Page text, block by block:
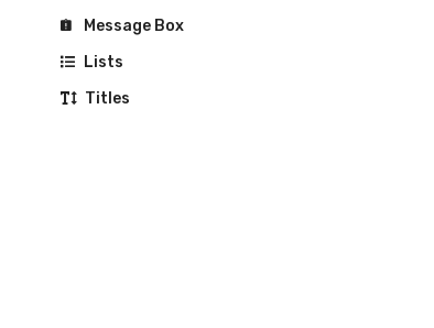
Message Box
Lists
Titles